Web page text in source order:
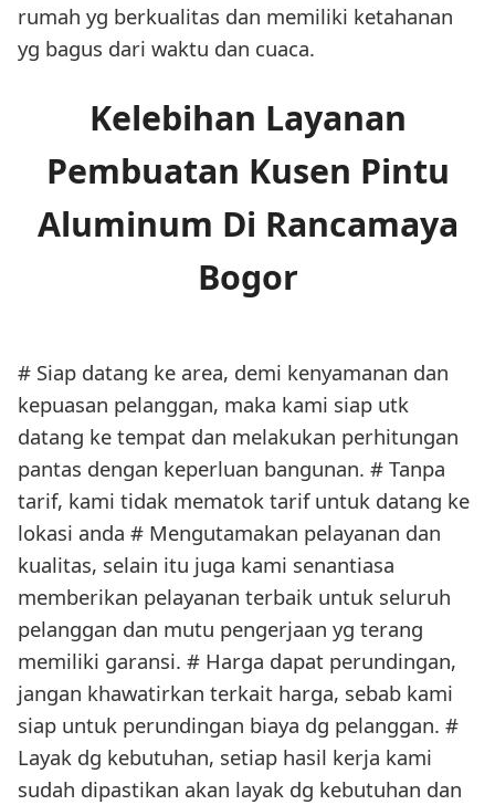
rumah yg berkualitas dan memiliki ketahanan
yg bagus dari waktu dan cuaca.
Kelebihan Layanan
Pembuatan Kusen Pintu
Aluminum Di Rancamaya
Bogor
# Siap datang ke area, demi kenyamanan dan
kepuasan pelanggan, maka kami siap utk
datang ke tempat dan melakukan perhitungan
pantas dengan keperluan bangunan. # Tanpa
tarif, kami tidak mematok tarif untuk datang ke
lokasi anda # Mengutamakan pelayanan dan
kualitas, selain itu juga kami senantiasa
memberikan pelayanan terbaik untuk seluruh
pelanggan dan mutu pengerjaan yg terang
memiliki garansi. # Harga dapat perundingan,
jangan khawatirkan terkait harga, sebab kami
siap untuk perundingan biaya dg pelanggan. #
Layak dg kebutuhan, setiap hasil kerja kami
sudah dipastikan akan layak dg kebutuhan dan